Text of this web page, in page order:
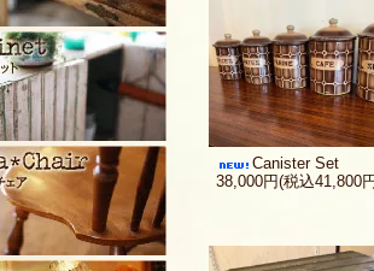
Canister Set
38,000円(税込41,800